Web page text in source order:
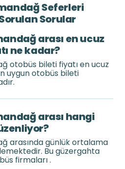
Seferleri
Sorular
arası en ucuz
ne kadar?
otobüs bileti fiyatı en ucuz
uygun otobüs bileti
arası hangi
arasında günlük ortalama
Bu güzergahta
firmaları .